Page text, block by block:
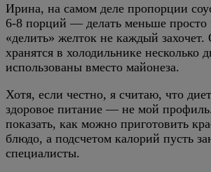
Ирина, на самом деле пропорции
6-8 порций — делать меньше просто
«делить» желток не каждый захочет.
хранятся в холодильнике несколько
использованы вместо майонеза.
Хотя, если честно, я считаю, что
здоровое питание — не мой
показать, как можно приготовить
блюдо, а подсчетом калорий пусть
специалисты.